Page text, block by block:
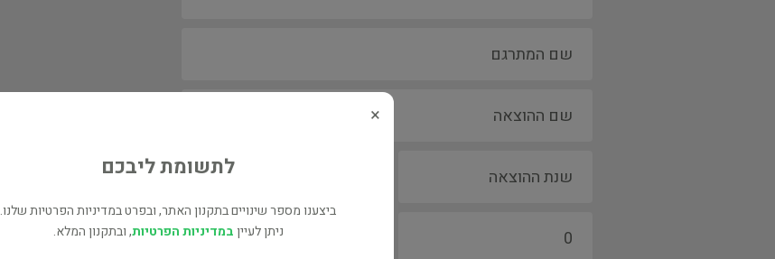
×
לתשומת ליבכם
ביצענו מספר שינויים בתקנון האתר, ובפרט במדיניות הפרטיות שלנו.
ניתן לעייןבמדיניות הפרטיות, ובתקנון המלא.